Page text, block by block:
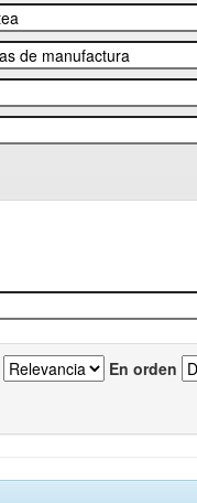
En orden